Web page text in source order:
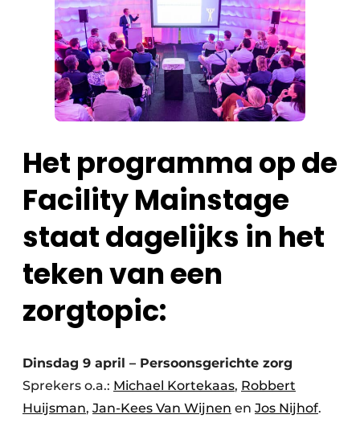
Het programma op de
Facility Mainstage
staat dagelijks in het
teken van een
zorgtopic:
Dinsdag 9 april – Persoonsgerichte zorg
Sprekers o.a.: Michael Kortekaas, Robbert
Huijsman, Jan-Kees Van Wijnen en Jos Nijhof.